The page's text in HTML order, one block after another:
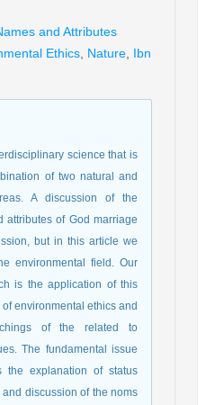
and Attributes
Ethics Nature Ibn
science that is
of two natural and
A discussion of the
attributes of God marriage
but in this article we
environmental field. Our
is the application of this
environmental ethics and
of the related to
The fundamental issue
the explanation of status
and discussion of the noms